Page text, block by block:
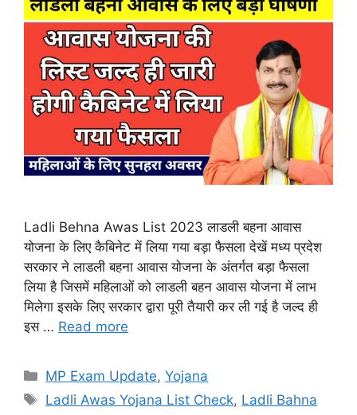
Ladli Behna Awas List 2023 लाडली बहना आवास
योजना के लिए कैबिनेट में लिया गया बड़ा फैसला देखें मध्य प्रदेश
सरकार ने लाडली बहना आवास योजना के अंतर्गत बड़ा फैसला
लिया है जिसमें महिलाओं को लाडली बहन आवास योजना में लाभ
मिलेगा इसके लिए सरकार द्वारा पूरी तैयारी कर ली गई है जल्द ही
इस … Read more
Categories
MP Exam Update,Yojana
Tags
Ladli Awas Yojana List Check, Ladli Bahna